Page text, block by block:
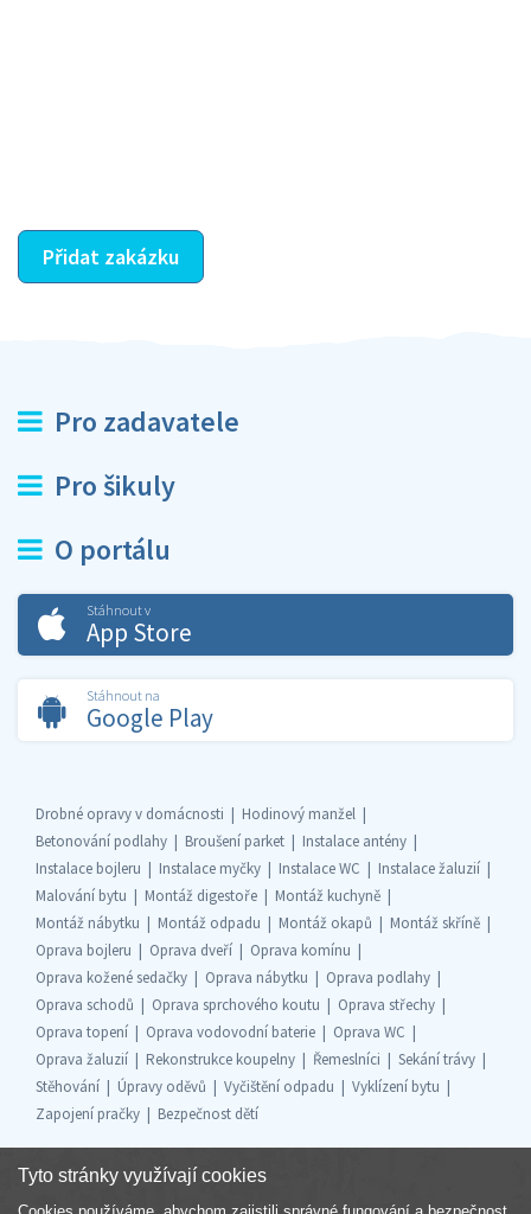
Přidat zakázku
Pro zadavatele
Pro šikuly
O portálu
Stáhnout v
App Store
Stáhnout na
Google Play
Drobné opravy v domácnosti
Hodinový manžel
Betonování podlahy
Broušení parket
Instalace antény
Instalace bojleru
Instalace myčky Instalace WC
Instalace žaluzií
Malování bytu
Montáž digestoře
Montáž kuchyně
Montáž nábytku
Montáž odpadu Montáž okapů
Montáž skříně
Oprava bojleru
Oprava dveří
Oprava komínu
Oprava kožené sedačky
Oprava nábytku
Oprava podlahy
Oprava schodů
Oprava sprchového koutu
Oprava střechy
Oprava topení
Oprava vodovodní baterie
Oprava WC
Oprava žaluzií
Rekonstrukce koupelny Řemeslníci
Sekání trávy
Stěhování
Úpravy oděvů Vyčištění odpadu
Vyklízení bytu
Zapojení pračky
Bezpečnost dětí
Tyto stránky využívají cookies